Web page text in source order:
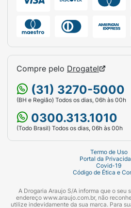
Compre pelo Drogatel
(31) 3270-5000
(BH e Região) Todos os dias, 06h às 00h
0300.313.1010
(Todo Brasil) Todos os dias, 06h às 00h
Termo de Uso
Portal da
Covid-19
Código de Ética e
A Drogaria Araujo S/A informa que o seu
endereço www.araujo.com.br, não
utilize indevidamente da sua marca. Para